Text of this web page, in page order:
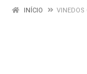
INÍCIO VINEDOS